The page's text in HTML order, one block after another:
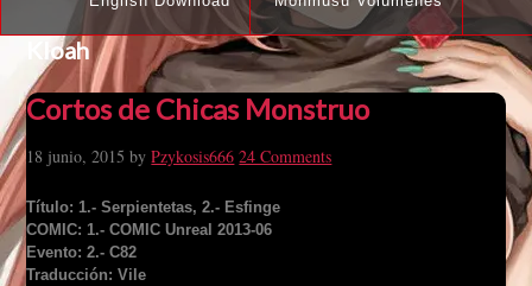
Kloah
Cortos de Chicas Monstruo
18 junio, 2015 byPzykosis666 24 Comments
Título: 1.- Serpientetas, 2.- Esfinge
COMIC: 1.- COMIC Unreal 2013-06
Evento: 2.- C82
Traducción: Vile